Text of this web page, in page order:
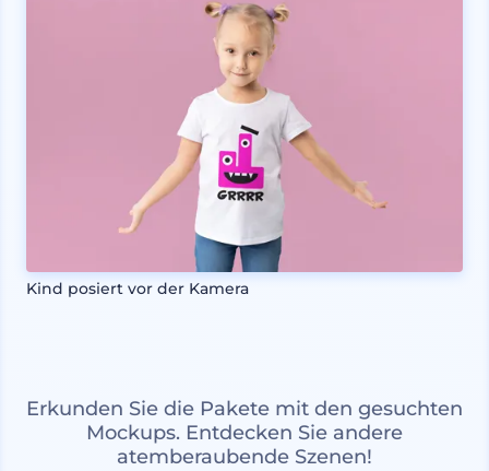
Kind posiert vor der Kamera
Erkunden Sie die Pakete mit den gesuchten
Mockups. Entdecken Sie andere
atemberaubende Szenen!